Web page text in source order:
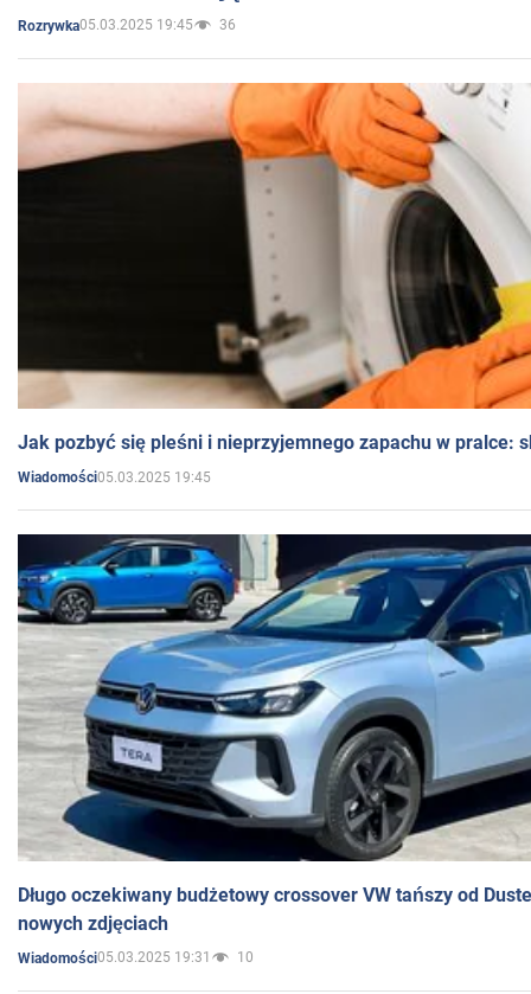
Rozrywka05.03.2025 19:45 36
Jak pozbyć się pleśni i nieprzyjemnego zapachu w pralce:
Wiadomości05.03.2025 19:45
Długo oczekiwany budżetowy crossover VW tańszy od
nowych zdjęciach
Wiadomości05.03.2025 19:31 10